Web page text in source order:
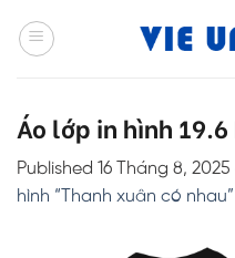
Áo lớp in hình 19.6
Published 16 Tháng 8, 2025
hình “Thanh xuân có nhau”